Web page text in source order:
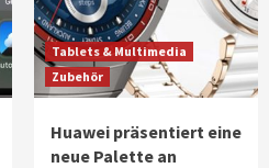
Tablets & Multimedia
Zubehör
Huawei präsentiert eine
neue Palette an